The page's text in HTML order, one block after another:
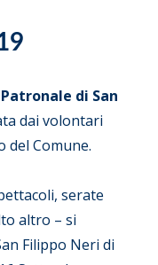
di San
dai volontari
del Comune.
serate
altro – si
Filippo Neri di